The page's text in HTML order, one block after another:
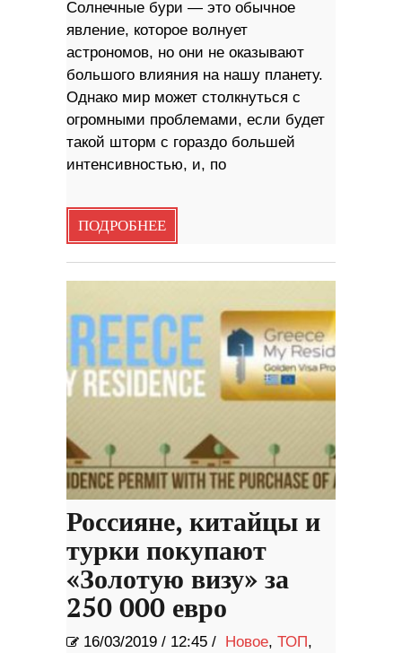
Солнечные бури — это обычное
явление, которое волнует
астрономов, но они не оказывают
большого влияния на нашу планету.
Однако мир может столкнуться с
огромными проблемами, если будет
такой шторм с гораздо большей
интенсивностью, и, по
ПОДРОБНЕЕ
Россияне, китайцы и
турки покупают
«Золотую визу» за
250 000 евро
16/03/2019 / 12:45 / Новое, ТОП,